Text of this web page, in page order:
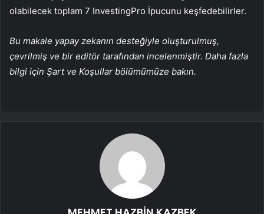
olabilecek toplam 7 InvestingPro İpucunu keşfedebilirler.
Bu makale yapay zekanın desteğiyle oluşturulmuş,
çevrilmiş ve bir editör tarafından incelenmiştir. Daha fazla
bilgi için Şart ve Koşullar bölümümüze bakın.